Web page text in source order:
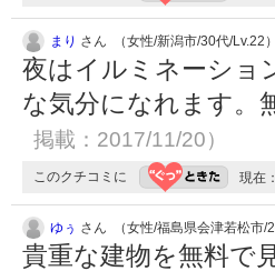
まり さん （女性/新潟市/30代/Lv.22）
夜はイルミネーショ
な気分になれます。
掲載：2017/11/20）
このクチコミに 現在：
ゆぅ さん （女性/福島県会津若松市/
貴重な建物を無料で